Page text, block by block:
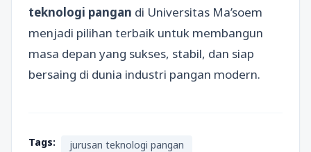
teknologi pangan di Universitas Ma’soem
menjadi pilihan terbaik untuk membangun
masa depan yang sukses, stabil, dan siap
bersaing di dunia industri pangan modern.
Tags:
jurusan teknologi pangan